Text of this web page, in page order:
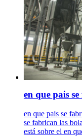
en que pais
en que pais se
se fabrican las
está sobre el en